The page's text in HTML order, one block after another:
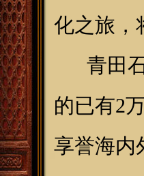
化之旅，
青田石
的已有2
享誉海内